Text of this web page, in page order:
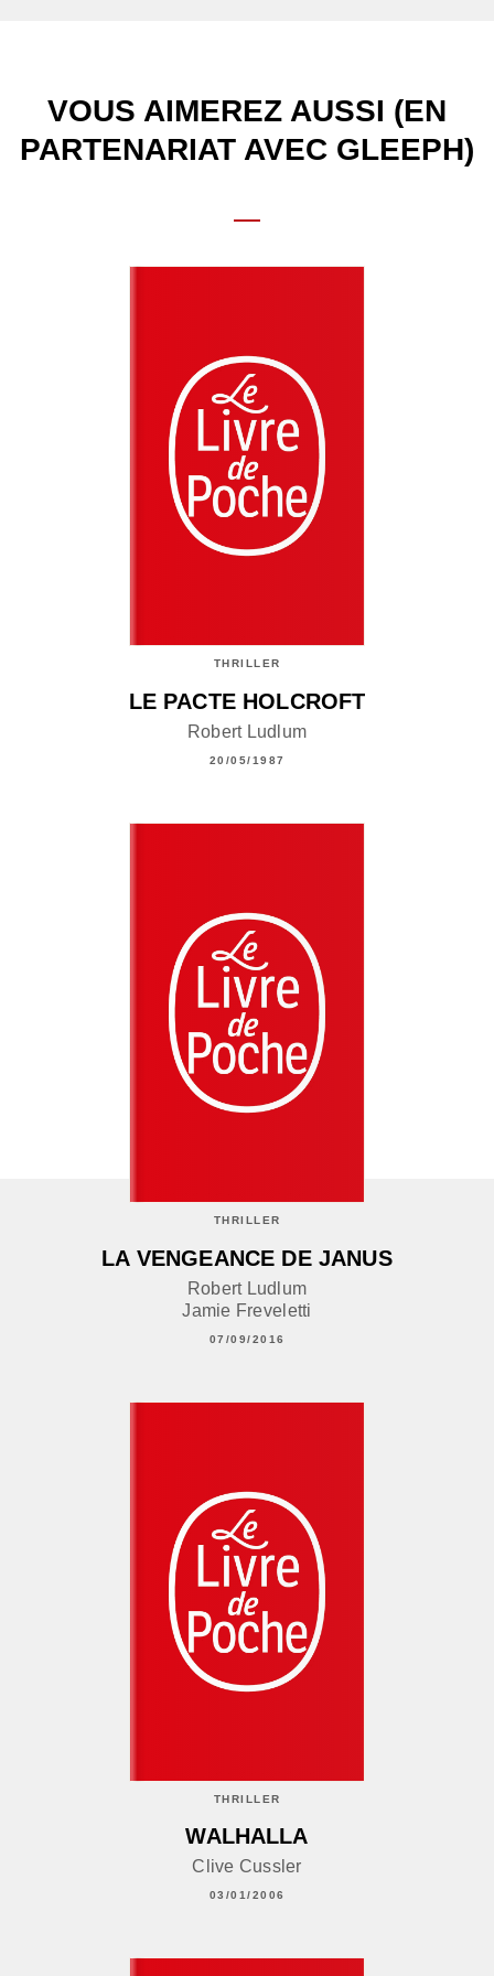
VOUS AIMEREZ AUSSI (EN
PARTENARIAT AVEC GLEEPH)
THRILLER
LE PACTE HOLCROFT
Robert Ludlum
20/05/1987
THRILLER
LA VENGEANCE DE JANUS
Robert Ludlum
Jamie Freveletti
07/09/2016
THRILLER
WALHALLA
Clive Cussler
03/01/2006